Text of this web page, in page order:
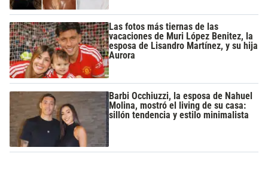
Las fotos más tiernas de las
vacaciones de Muri López Benitez, la
esposa de Lisandro Martínez, y su hija
Aurora
Barbi Occhiuzzi, la esposa de Nahuel
Molina, mostró el living de su casa:
sillón tendencia y estilo minimalista